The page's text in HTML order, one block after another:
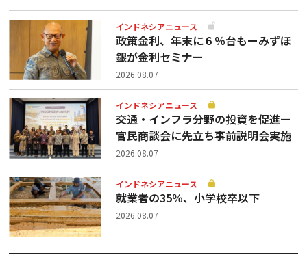
インドネシアニュース
政策金利、年末に６％台もーみずほ
銀が金利セミナー
2026.08.07
インドネシアニュース
交通・インフラ分野の投資を促進ー
官民商談会に先立ち事前説明会実施
2026.08.07
インドネシアニュース
就業者の35％、小学校卒以下
2026.08.07